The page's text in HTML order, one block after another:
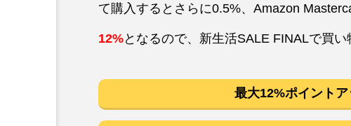
て購入するとさらに0.5%、Amazon
12%となるので、新生活SALE FINALで買
最大12%ポイント